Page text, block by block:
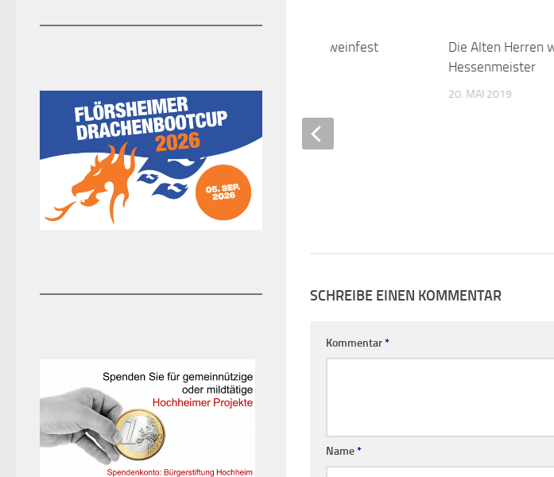
Die Alten Herren
Hessenmeister
20. MAI 2019
Fazit zum Jubiläumsweinfest
SCHREIBE EINEN KOMMENTAR
Kommentar*
Name*